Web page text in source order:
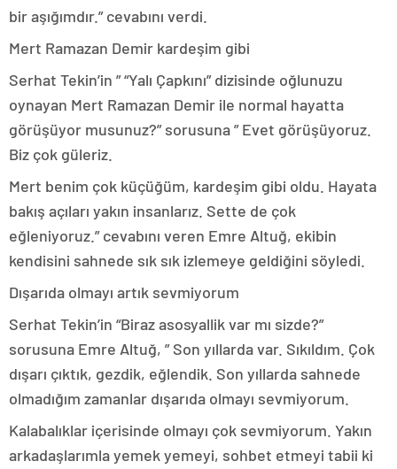
bir aşığımdır.” cevabını verdi.
Mert Ramazan Demir kardeşim gibi
Serhat Tekin’in ” “Yalı Çapkını” dizisinde oğlunuzu
oynayan Mert Ramazan Demir ile normal hayatta
görüşüyor musunuz?” sorusuna ” Evet görüşüyoruz.
Biz çok güleriz.
Mert benim çok küçüğüm, kardeşim gibi oldu. Hayata
bakış açıları yakın insanlarız. Sette de çok
eğleniyoruz.” cevabını veren Emre Altuğ, ekibin
kendisini sahnede sık sık izlemeye geldiğini söyledi.
Dışarıda olmayı artık sevmiyorum
Serhat Tekin’in “Biraz asosyallik var mı sizde?”
sorusuna Emre Altuğ, ” Son yıllarda var. Sıkıldım. Çok
dışarı çıktık, gezdik, eğlendik. Son yıllarda sahnede
olmadığım zamanlar dışarıda olmayı sevmiyorum.
Kalabalıklar içerisinde olmayı çok sevmiyorum. Yakın
arkadaşlarımla yemek yemeyi, sohbet etmeyi tabii ki